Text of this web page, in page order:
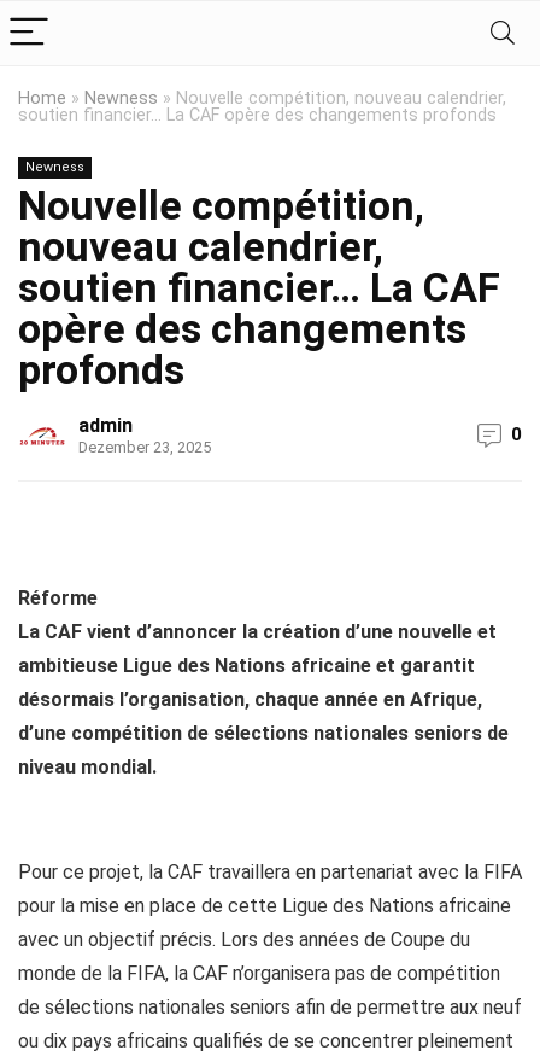
Home » Newness » Nouvelle compétition, nouveau calendrier,
soutien financier… La CAF opère des changements profonds
Newness
Nouvelle compétition,
nouveau calendrier,
soutien financier… La CAF
opère des changements
profonds
admin
Dezember 23, 2025
0
Réforme
La CAF vient d’annoncer la création d’une nouvelle et
ambitieuse Ligue des Nations africaine et garantit
désormais l’organisation, chaque année en Afrique,
d’une compétition de sélections nationales seniors de
niveau mondial.
Pour ce projet, la CAF travaillera en partenariat avec la FIFA
pour la mise en place de cette Ligue des Nations africaine
avec un objectif précis. Lors des années de Coupe du
monde de la FIFA, la CAF n’organisera pas de compétition
de sélections nationales seniors afin de permettre aux neuf
ou dix pays africains qualifiés de se concentrer pleinement